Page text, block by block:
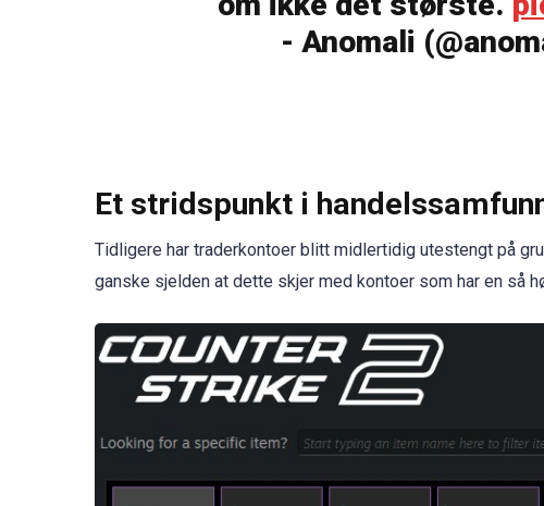
- Anomali
Et stridspunkt i
Tidligere har traderkontoer blitt midlertidig utestengt på
ganske sjelden at dette skjer med kontoer som har en så